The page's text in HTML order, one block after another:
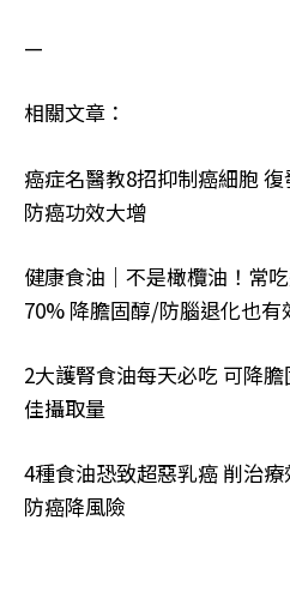
—
相關文章：
癌症名醫教8招抑制癌細胞
防癌功效大增
健康食油｜不是橄欖油！常
70% 降膽固醇/防腦退化也有
2大護腎食油每天必吃 可降
佳攝取量
4種食油恐致超惡乳癌 削治
防癌降風險